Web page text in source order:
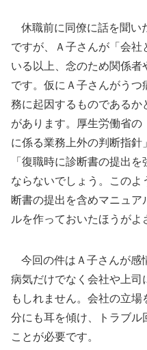
休職前に同僚に話を聞い
ですが、Ａ子さんが「会
いる以上、念のため関係者
です。仮にＡ子さんがう
務に起因するものである
があります。厚生労働省
に係る業務上外の判断指針
「復職時に診断書の提出
ならないでしょう。この
断書の提出を含めマニュ
ルを作っておいたほうがよ
今回の件はＡ子さんが感
病気だけでなく会社や上
もしれません。会社の立
分にも耳を傾け、トラブル
ことが必要です。